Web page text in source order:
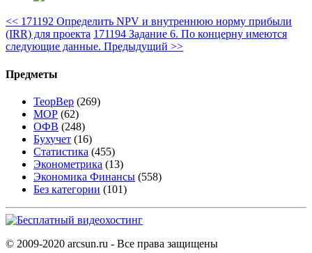
<< 171192 Определить NPV и внутреннюю норму прибыли
(IRR) для проекта 171194 Задание 6. По концерну имеются
следующие данные. Предыдущий >>
Предметы
ТеорВер (269)
МОР (62)
ОФВ (248)
Бухучет (16)
Статистика (455)
Эконометрика (13)
Экономика Финансы (558)
Без категории (101)
© 2009-2020 arcsun.ru - Все права защищены